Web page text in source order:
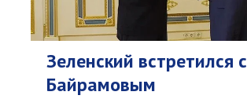
Зеленский встретился с
Байрамовым